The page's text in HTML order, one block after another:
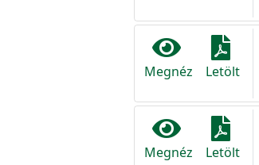
Megnéz Letölt
Megnéz Letölt